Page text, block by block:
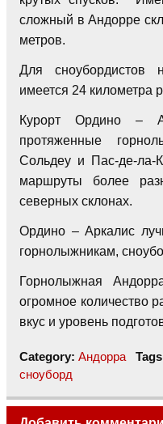
сложный в Андорре
метров.
Для сноубордистов
имеется 24 километра
Курорт Ордино –
протяженные
Сольдеу и Пас-де-ла-
маршруты более
северных склонах.
Ордино – Аркалис
горнолыжникам,
Горнолыжная
огромное количество
вкус и уровень
Category: Андорра
сноуборд